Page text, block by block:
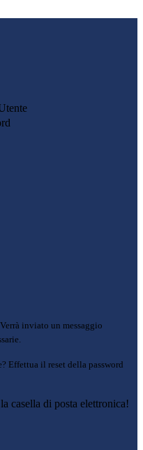
Verrà inviato un messaggio
Effettua il reset della password
casella di posta elettronica!